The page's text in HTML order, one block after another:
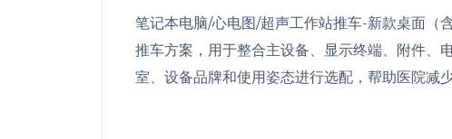
笔记本电脑/心电图/超声工作站推车-新款桌面（
推车方案，用于整合主设备、显示终端、附件、
室、设备品牌和使用姿态进行选配，帮助医院减